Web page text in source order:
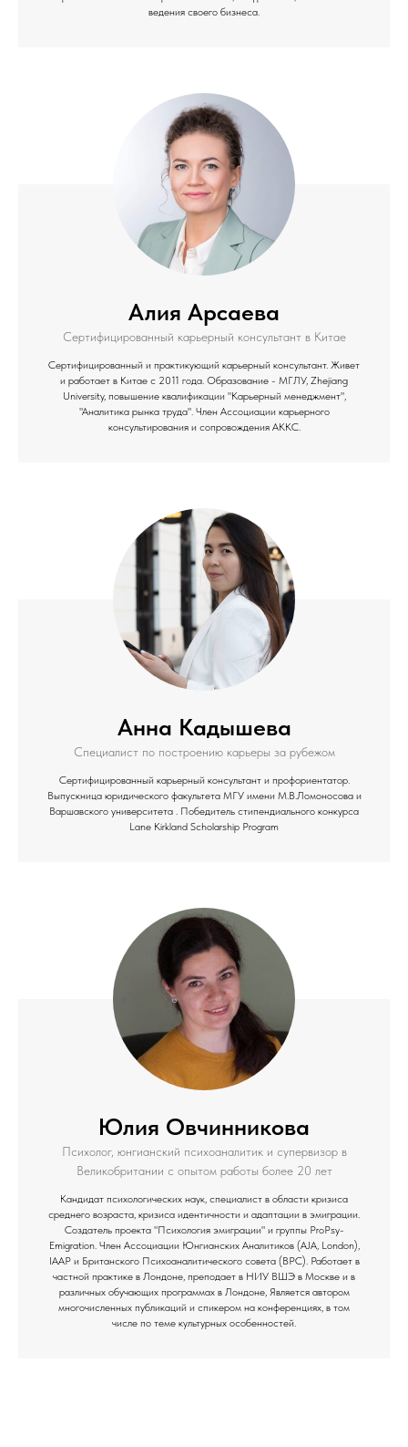
ведения своего бизнеса.
Алия Арсаева
Сертифицированный карьерный консультант в Китае
Сертифицированный и практикующий карьерный консультант. Живет
и работает в Китае с 2011 года. Образование - МГЛУ, Zhejiang
University, повышение квалификации "Карьерный менеджмент",
"Аналитика рынка труда". Член Ассоциации карьерного
консультирования и сопровождения АККС.
Анна Кадышева
Специалист по построению карьеры за рубежом
Сертифицированный карьерный консультант и профориентатор.
Выпускница юридического факультета МГУ имени М.В.Ломоносова и
Варшавского университета . Победитель стипендиального конкурса
Lane Kirkland Scholarship Program
Юлия Овчинникова
Психолог, юнгианский психоаналитик и супервизор в
Великобритании с опытом работы более 20 лет
Кандидат психологических наук, специалист в области кризиса
среднего возраста, кризиса идентичности и адаптации в эмиграции.
Создатель проекта "Психология эмиграции" и группы ProPsy-
Emigration. Член Ассоциации Юнгианских Аналитиков (AJA, London),
IAAP и Британского Психоаналитического совета (BPC). Работает в
частной практике в Лондоне, преподает в НИУ ВШЭ в Москве и в
различных обучающих программах в Лондоне, Является автором
многочисленных публикаций и спикером на конференциях, в том
числе по теме культурных особенностей.